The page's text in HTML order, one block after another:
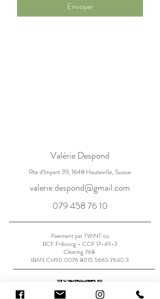
Envoyer
Valérie Despond
Rte d'Impart 39, 1648 Hauteville, Suisse
valerie.despond@gmail.com
079 458 76 10
Paiement par TWINT ou
BCF Fribourg - CCP 17-49-3
Clearing 768
IBAN CH90 0076 8015 5665 7640 3